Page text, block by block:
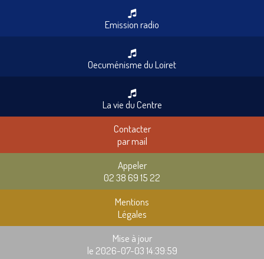
Emission radio
Oecuménisme du Loiret
La vie du Centre
Contacter
par mail
Appeler
02 38 69 15 22
Mentions
Légales
Mise à jour
le 2026-07-03 14:39:59